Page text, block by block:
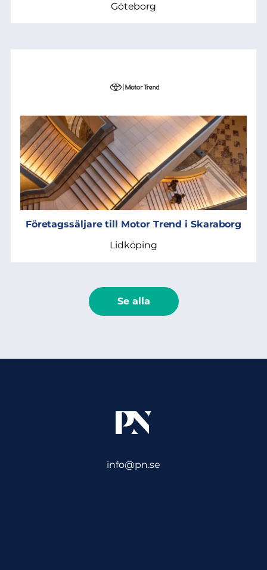
Göteborg
Företagssäljare till Motor Trend i Skaraborg
Lidköping
Se alla
info@pn.se